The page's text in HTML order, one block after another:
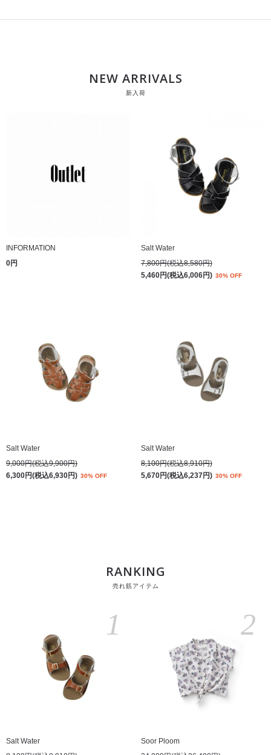
NEW ARRIVALS
新入荷
INFORMATION
0円
Salt Water
7,800円(税込8,580円)
5,460円(税込6,006円) 30% OFF
Salt Water
9,000円(税込9,900円)
6,300円(税込6,930円) 30% OFF
Salt Water
8,100円(税込8,910円)
5,670円(税込6,237円) 30% OFF
RANKING
売れ筋アイテム
Salt Water
1
Soor Ploom
2